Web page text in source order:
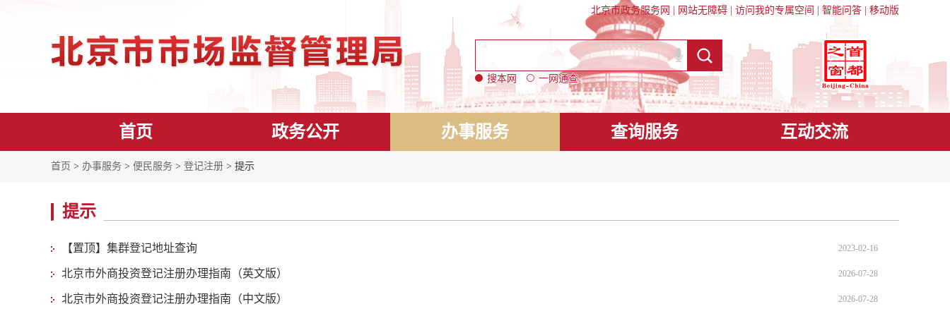
北京市政务服务网 网站无障碍 访问我的专属空间 智能问答 移动版
搜本网 一网通查
首页 政务公开 办事服务 查询服务 互动交流
首页 > 办事服务 > 便民服务 > 登记注册 > 提示
提示
【置顶】集群登记地址查询 2023-02-16
北京市外商投资登记注册办理指南（英文版） 2026-07-28
北京市外商投资登记注册办理指南（中文版） 2026-07-28